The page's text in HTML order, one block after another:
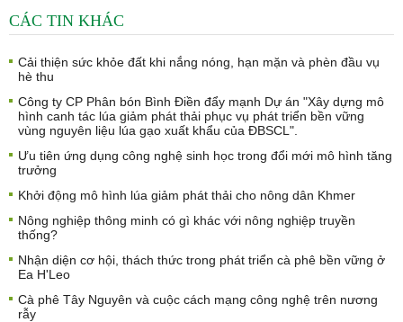
CÁC TIN KHÁC
Cải thiện sức khỏe đất khi nắng nóng, hạn mặn và phèn đầu vụ
hè thu
Công ty CP Phân bón Bình Điền đẩy mạnh Dự án "Xây dựng mô
hình canh tác lúa giảm phát thải phục vụ phát triển bền vững
vùng nguyên liệu lúa gạo xuất khẩu của ĐBSCL".
Ưu tiên ứng dụng công nghệ sinh học trong đổi mới mô hình tăng
trưởng
Khởi động mô hình lúa giảm phát thải cho nông dân Khmer
Nông nghiệp thông minh có gì khác với nông nghiệp truyền
thống?
Nhận diện cơ hội, thách thức trong phát triển cà phê bền vững ở
Ea H'Leo
Cà phê Tây Nguyên và cuộc cách mạng công nghệ trên nương
rẫy